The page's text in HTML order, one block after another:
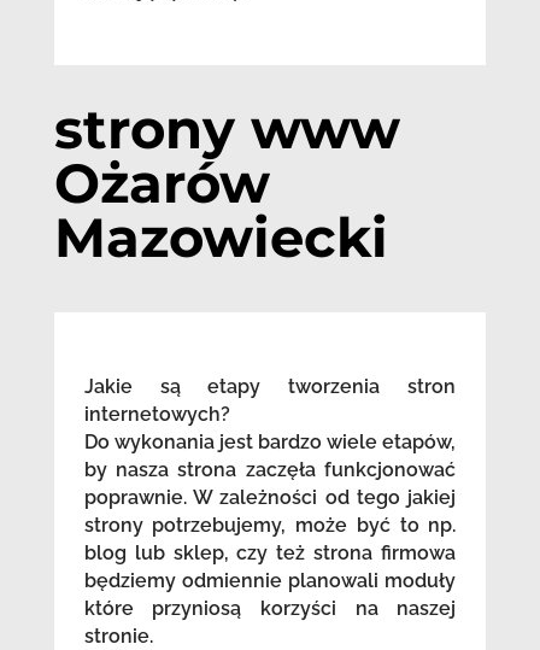
strony www
Ożarów
Mazowiecki
Jakie są etapy tworzenia stron
internetowych?
Do wykonania jest bardzo wiele etapów,
by nasza strona zaczęła funkcjonować
poprawnie. W zależności od tego jakiej
strony potrzebujemy, może być to np.
blog lub sklep, czy też strona firmowa
będziemy odmiennie planowali moduły
które przyniosą korzyści na naszej
stronie.